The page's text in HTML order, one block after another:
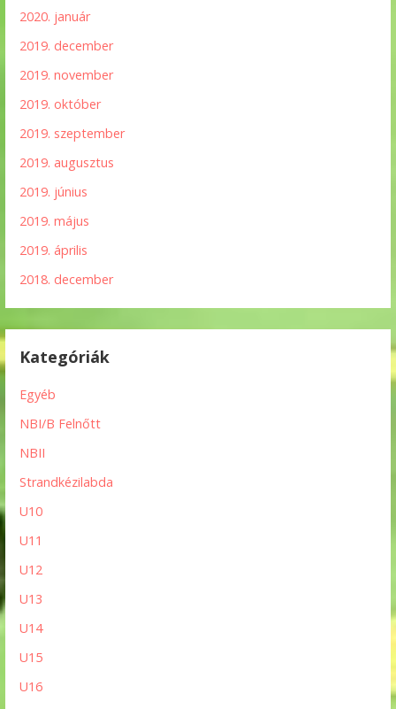
2020. január
2019. december
2019. november
2019. október
2019. szeptember
2019. augusztus
2019. június
2019. május
2019. április
2018. december
Kategóriák
Egyéb
NBI/B Felnőtt
NBII
Strandkézilabda
U10
U11
U12
U13
U14
U15
U16